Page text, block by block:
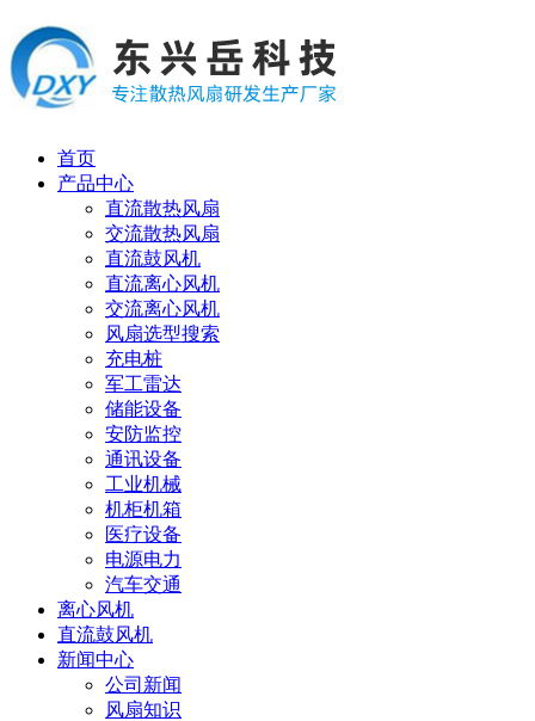
首页
产品中心
直流散热风扇
交流散热风扇
直流鼓风机
直流离心风机
交流离心风机
风扇选型搜索
充电桩
军工雷达
储能设备
安防监控
通讯设备
工业机械
机柜机箱
医疗设备
电源电力
汽车交通
离心风机
直流鼓风机
新闻中心
公司新闻
风扇知识